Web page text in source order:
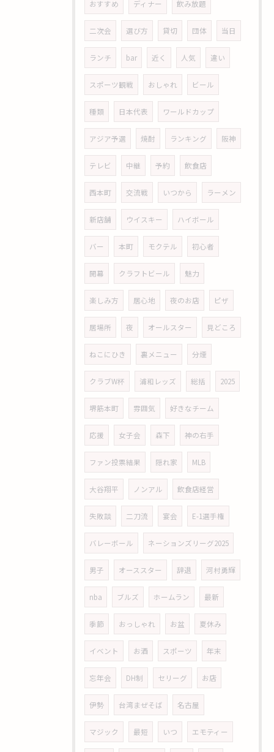
おすすめ ディナー 飲み放題
二次会 選び方 貸切 団体 当日
ランチ bar 近く 人気 違い
スポーツ観戦 おしゃれ ビール
種類 日本代表 ワールドカップ
アジア予選 焼酎 ランキング 阪神
テレビ 中継 予約 飲食店
西本町 交流戦 いつから ラーメン
新店舗 ウイスキー ハイボール
バー 本町 モクテル 初心者
開幕 クラフトビール 魅力
楽しみ方 居心地 夜のお店 ピザ
居場所 夜 オールスター 見どころ
ねこにひき 裏メニュー 分煙
クラブW杯 浦和レッズ 総括 2025
堺筋本町 雰囲気 好きなチーム
応援 女子会 森下 神の右手
ファン投票結果 隠れ家 MLB
大谷翔平 ノンアル 飲食店経営
失敗談 二刀流 宴会 E-1選手権
バレーボール ネーションズリーグ2025
男子 オーススター 辞退 河村勇輝
nba ブルズ ホームラン 最新
季節 おっしゃれ お盆 夏休み
イベント お酒 スポーツ 年末
忘年会 DH制 セリーグ お店
伊勢 台湾まぜそば 名古屋
マジック 最短 いつ エモティー